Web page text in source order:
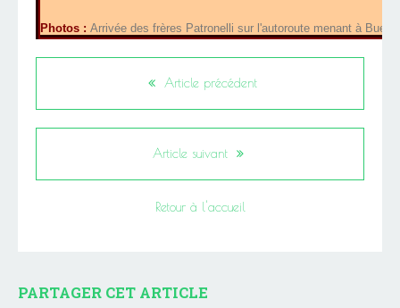
Photos : Arrivée des frères Patronelli sur l'autoroute menant à
Article précédent
Article suivant
Retour à l'accueil
PARTAGER CET ARTICLE